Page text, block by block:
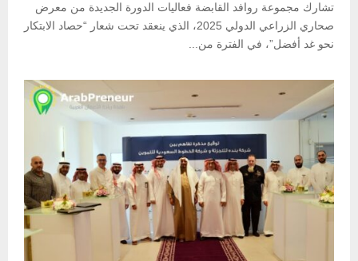
تشارك مجموعة روافد القابضة فعاليات الدورة الجديدة من معرض
صحاري الزراعي الدولي 2025، الذي ينعقد تحت شعار “حصاد الابتكار
نحو غد أفضل”، في الفترة من...